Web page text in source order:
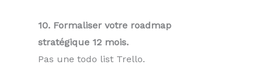
10. Formaliser votre roadmap
stratégique 12 mois.
Pas une todo list Trello.